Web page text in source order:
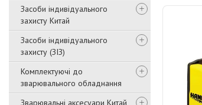
Засоби індивідуального
захисту Китай
Засоби індивідуального
захисту (ЗІЗ)
Комплектуючі до
зварювального обладнання
Зварювальні аксесуари Китай